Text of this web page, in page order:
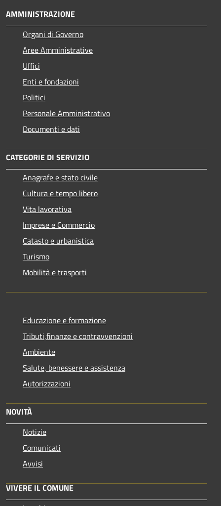
AMMINISTRAZIONE
Organi di Governo
Aree Amministrative
Uffici
Enti e fondazioni
Politici
Personale Amministrativo
Documenti e dati
CATEGORIE DI SERVIZIO
Anagrafe e stato civile
Cultura e tempo libero
Vita lavorativa
Imprese e Commercio
Catasto e urbanistica
Turismo
Mobilità e trasporti
Educazione e formazione
Tributi,finanze e contravvenzioni
Ambiente
Salute, benessere e assistenza
Autorizzazioni
NOVITÀ
Notizie
Comunicati
Avvisi
VIVERE IL COMUNE